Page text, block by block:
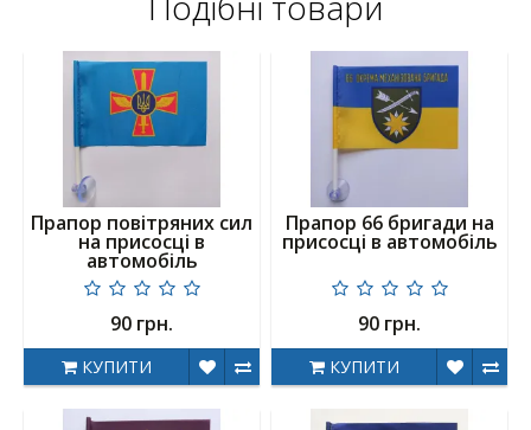
Прапор повітряних сил
на присосці в
автомобіль
90 грн.
КУПИТИ
Прапор 66 бригади на
присосці в автомобіль
90 грн.
КУПИТИ